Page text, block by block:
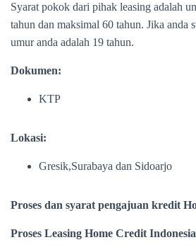
Syarat pokok dari pihak leasing adalah
tahun dan maksimal 60 tahun. Jika anda
umur anda adalah 19 tahun.
Dokumen:
KTP
Lokasi:
Gresik,Surabaya dan Sidoarjo
Proses dan syarat pengajuan kredit
Proses Leasing Home Credit Indonesia